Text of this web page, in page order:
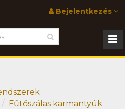
Bejelentkezés
Fűtőszálas karmantyúk